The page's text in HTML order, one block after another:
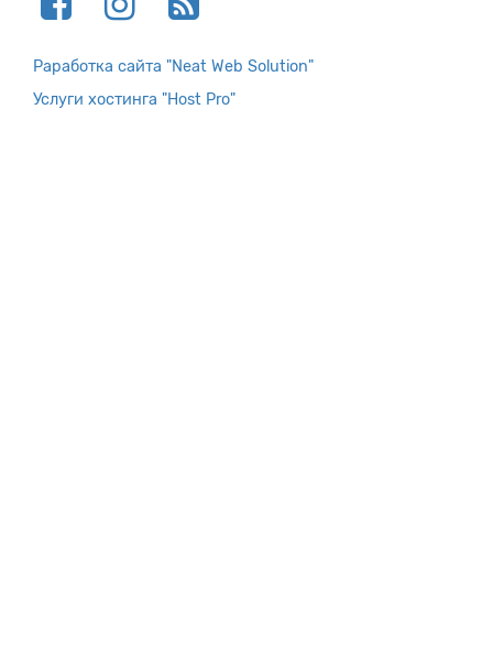
Раработка сайта "Neat Web Solution"
Услуги хостинга "Host Pro"